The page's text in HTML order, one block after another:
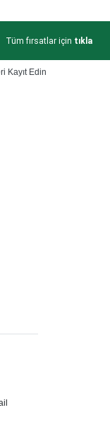
Tüm fırsatlar için tıkla
Kayıt Edin